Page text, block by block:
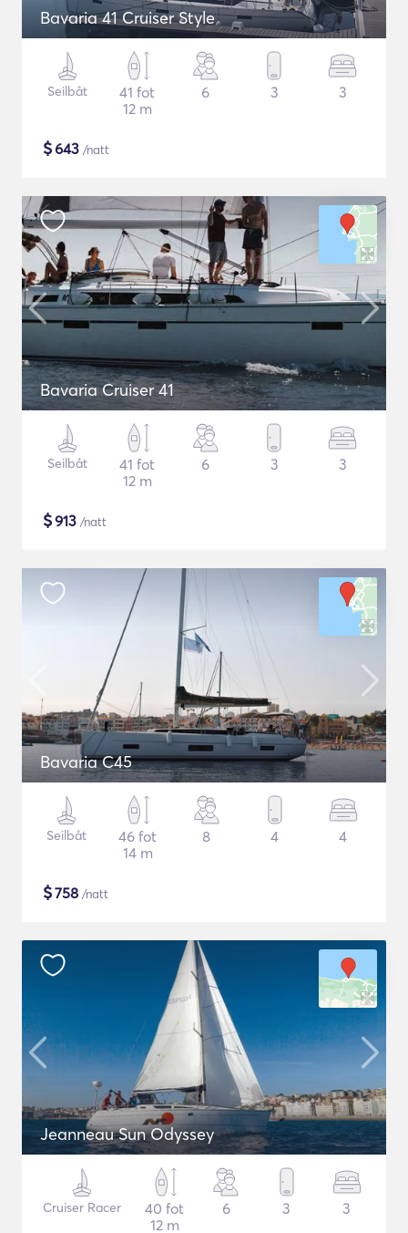
Bavaria 41 Cruiser Style
Seilbåt
41 fot
12 m
6 3 3
$643 /natt
Bavaria Cruiser 41
Seilbåt
41 fot
12 m
6 3 3
$913 /natt
Bavaria C45
Seilbåt
46 fot
14 m
8 4 4
$758 /natt
Jeanneau Sun Odyssey
Cruiser Racer
40 fot
12 m
6 3 3